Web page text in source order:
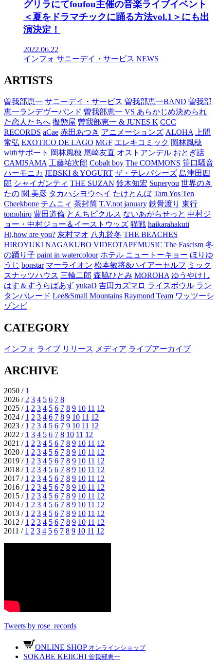
グリラにてfoufou主催の音楽ライブイベント
＜夏をドラマチックに踊る方法vol.1＞にも出
演決定！
2022.06.22
インフォ サニーデイ・サービス NEWS
ARTISTS
曽我部恵一 サニーデイ・サービス 曽我部恵一BAND 曽我部
恵一ランデヴーバンド 曽我部恵一 VS あらかじめ決められ
た恋人たちへ 擬態屋 曽我部恵一 & JUNES K CCC
RECORDS aCae 赤田あつき アニメーションズ ALOHA
上間
常弘 EXOTICO DE LAGO MGF エレキコミック 岡林風穂
withサポート 岡林風穂 尾崎友直 オストアンデル おとぎ話
CAMISAMA 工藤祐次郎 Cobalt boy The COMMONS 笹口騒音
ハーモニカ JEBSKI & YOGURT ザ・テレパシーズ 島津田四
郎 シャイガンティ THE SUZAN 鈴木知宏 Superyou 世界のき
たの 関 美彦 タカハシヨウヘイ たけとんぼ Tam Yos Ten
Cheekbone チムニィ 茶封筒 T.V.not january 鉄骨渡り 東行
tomohiro 豊田道倫 とんちピクルス ないあがらせっと 中村ジ
ョー・中村ジョー＆イーストウッズ 猫戦 haikarahakuti
Hi,how are you? 灰村マオ 八丸於冬 THE BEACHES
HIROYUKI NAGAKUBO VIDEOTAPEMUSIC The Fascism 冬
の踊り子 paint in watercolour ホテル ニュートーキョー ほりゆ
うじ bonstar マーライオン 松本敏将&ハイアーセルフ ミック
スナッツハウス 三輪二郎 森脇ひとみ MOROHA ゆうやけし
はす＆すうらばあず yukaD 吉田カズマロ ライスボウル ラン
タンパレード Lee&Small Mountains Raymond Team ワッツーシ
ゾンビ
CATEGORY
インフォ ライブ リリース メディア ライブアーカイブ
ARCHIVE
2050 / 1
2026 /2 3 4 5 6 7 8
2025 / 1 2 3 4 5 6 7 8 9 10 11 12
2024 / 1 2 3 4 6 7 8 9 10 11 12
2023 / 1 2 3 4 5 6 7 9 10 11 12
2022 / 1 3 4 5 6 7 8 10 11 12
2021 / 1 2 3 4 5 6 7 8 9 10 11 12
2020 / 1 2 3 4 5 6 7 8 9 10 11 12
2019 / 1 2 3 4 5 6 7 8 9 10 11 12
2018 / 1 2 3 4 5 6 7 8 9 10 11 12
2017 / 1 2 3 4 5 6 7 8 9 10 11 12
2016 / 1 2 3 4 5 6 7 8 9 10 11 12
2015 / 1 2 3 4 5 6 7 8 9 10 11 12
2014 / 1 2 3 4 5 6 7 8 9 10 11 12
2013 / 1 2 3 4 5 6 7 8 9 10 11 12
2012 / 1 2 3 4 5 6 7 8 9 10 11 12
2011 / 1 2 3 4 5 6 7 8 9 10 11 12
Tweets by rose_records
ONLINE SHOP オンラインショップ
SOKABE KEIICHI 曽我部恵一